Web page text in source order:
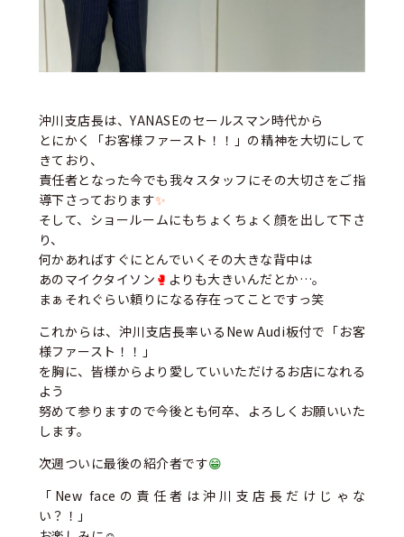
沖川支店長は、YANASEのセールスマン時代から
とにかく「お客様ファースト！！」の精神を大切にして
きており、
責任者となった今でも我々スタッフにその大切さをご指
導下さっております✨
そして、ショールームにもちょくちょく顔を出して下さ
り、
何かあればすぐにとんでいくその大きな背中は
あのマイクタイソン 🥊 よりも大きいんだとか…。
まぁそれぐらい頼りになる存在ってことですっ笑
これからは、沖川支店長率いるNew Audi板付で「お客
様ファースト！！」
を胸に、皆様からより愛していいただけるお店になれる
よう
努めて参りますので今後とも何卒、よろしくお願いいた
します。
次週ついに最後の紹介者です😁
「New faceの責任者は沖川支店長だけじゃな
い？！」